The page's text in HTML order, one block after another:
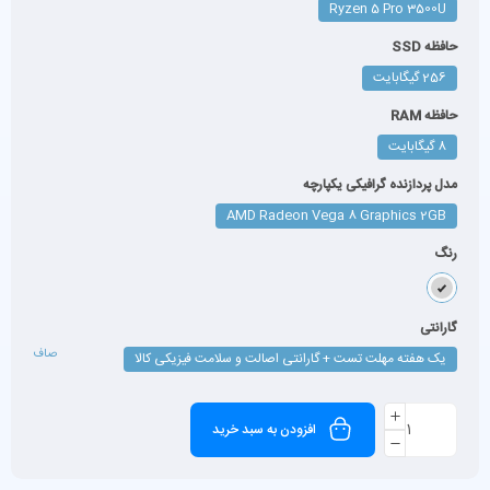
Ryzen 5 Pro 3500U
حافظه SSD
256 گیگابایت
حافظه RAM
8 گيگابايت
مدل پردازنده گرافیکی یکپارچه
AMD Radeon Vega 8 Graphics 2GB
رنگ
گارانتی
یک هفته مهلت تست + گارانتی اصالت و سلامت فیزیکی کالا
صاف
افزودن به سبد خرید